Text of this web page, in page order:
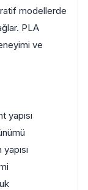
modellerde
PLA
ve
yapısı